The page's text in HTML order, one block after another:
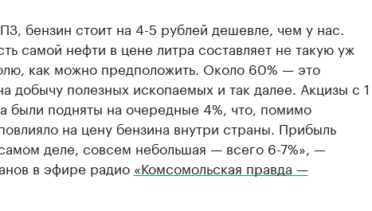
бензин стоит на 4-5 рублей дешевле, чем у нас.
самой нефти в цене литра составляет не такую уж
как можно предположить. Около 60% — это
добычу полезных ископаемых и так далее. Акцизы с 1
были подняты на очередные 4%, что, помимо
на цену бензина внутри страны. Прибыль
деле, совсем небольшая — всего 6-7%», —
в эфире радио «Комсомольская правда —